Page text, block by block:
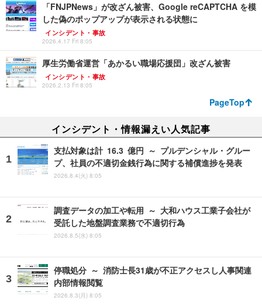
「FNJPNews」が改ざん被害、Google reCAPTCHA を模
した偽のポップアップが表示される状態に
インシデント・事故
2026.4.17 Fri 8:05
厚生労働省運営「あかるい職場応援団」改ざん被害
インシデント・事故
2026.2.13 Fri 8:05
PageTop
インシデント・情報漏えい人気記事
支払対象は計 16.3 億円 ～ プルデンシャル・グルー
プ、社員の不適切金銭行為に関する補償進捗を発表
2026.8.4(火) 8:05
調査データの加工や転用 ～ 大和ハウス工業子会社が
受託した地盤調査業務で不適切行為
2026.8.5(水) 8:05
停職処分 ～ 消防士長31歳が不正アクセスし人事関連
内部情報閲覧
2026.8.3(月) 8:05